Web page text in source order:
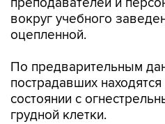
вокруг учебного
оцепленной.
По предварительным
пострадавших
состоянии с
грудной клетки.